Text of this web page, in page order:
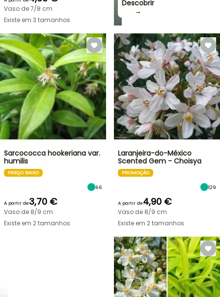
Descobrir
→
Vaso de 7/8 cm
Existe em 3 tamanhos
Sarcococca hookeriana var.
humilis
PREÇO BAIXO
66
A partir de3,70 €
Vaso de 8/9 cm
Existe em 2 tamanhos
Laranjeira-do-México
Scented Gem - Choisya
PROMOÇÃO
129
A partir de4,90 €
Vaso de 8/9 cm
Existe em 2 tamanhos